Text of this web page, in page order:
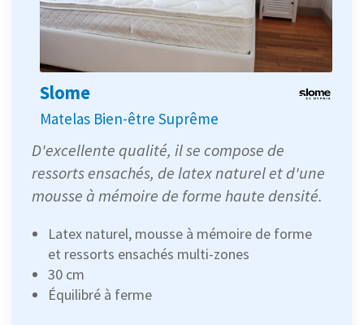
Slome
Matelas Bien-être Suprême
D'excellente qualité, il se compose de
ressorts ensachés, de latex naturel et d'une
mousse à mémoire de forme haute densité.
Latex naturel, mousse à mémoire de forme
et ressorts ensachés multi-zones
30 cm
Équilibré à ferme